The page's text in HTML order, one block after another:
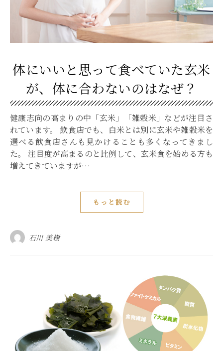
体にいいと思って食べていた玄米
が、体に合わないのはなぜ？
健康志向の高まりの中「玄米」「雑穀米」などが注目さ
れています。 飲食店でも、白米とは別に玄米や雑穀米を
選べる飲食店さんも見かけることも多くなってきまし
た。 注目度が高まるのと比例して、玄米食を始める方も
増えてきていますが…
もっと読む
石川 美樹